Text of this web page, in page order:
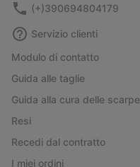
(+)390694804179
Servizio clienti
Modulo di contatto
Guida alle taglie
Guida alla cura delle scarpe
Resi
Recedi dal contratto
I miei ordini